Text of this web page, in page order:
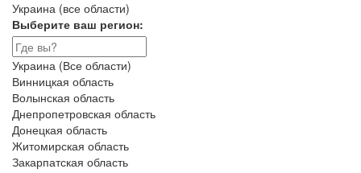
Украина (все области)
Выберите ваш регион:
Украина (Все области)
Винницкая область
Волынская область
Днепропетровская область
Донецкая область
Житомирская область
Закарпатская область